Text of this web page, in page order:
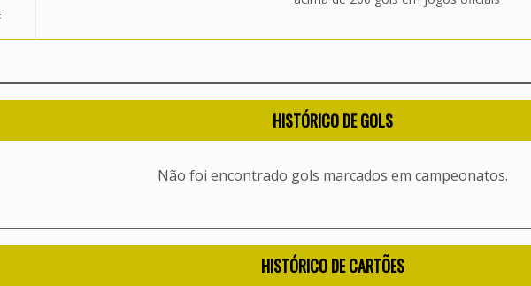
HISTÓRICO DE GOLS
Não foi encontrado gols marcados em campeonatos.
HISTÓRICO DE CARTÕES